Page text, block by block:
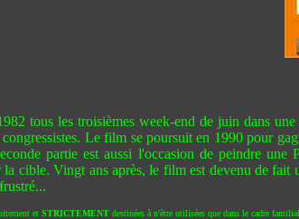
tous les troisièmes week-end de juin dans
Le film se poursuit en 1990 pour
partie est aussi l'occasion de peindre une
cible. Vingt ans après, le film est devenu de fait
et STRICTEMENTdestinées à n'être utilisées que dans le cadre familial